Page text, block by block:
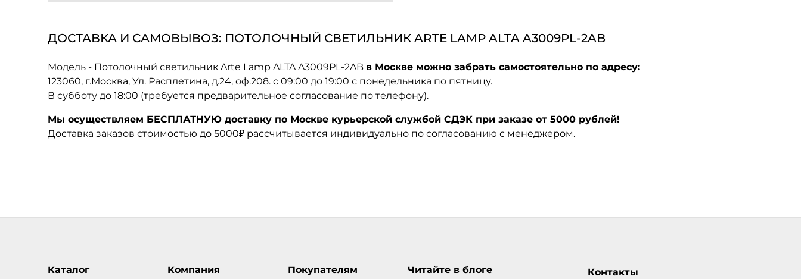
ДОСТАВКА И САМОВЫВОЗ: ПОТОЛОЧНЫЙ СВЕТИЛЬНИК ARTE LAMP ALTA A3009PL-2AB
Модель - Потолочный светильник Arte Lamp ALTA A3009PL-2AB в Москве можно забрать самостоятельно по адресу:
123060, г.Москва, Ул. Расплетина, д.24, оф.208. с 09:00 до 19:00 с понедельника по пятницу.
В субботу до 18:00 (требуется предварительное согласование по телефону).
Мы осуществляем БЕСПЛАТНУЮ доставку по Москве курьерской службой СДЭК при заказе от 5000 рублей!
Доставка заказов стоимостью до 5000₽ рассчитывается индивидуально по согласованию с менеджером.
Каталог
Компания
Покупателям
Читайте в блоге
Контакты